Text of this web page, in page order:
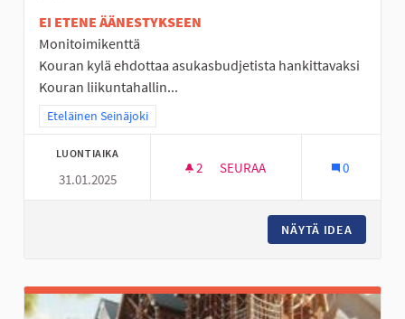
EI ETENE ÄÄNESTYKSEEN
Monitoimikenttä
Kouran kylä ehdottaa asukasbudjetista hankittavaksi
Kouran liikuntahallin...
Rajaa tulokset teeman mukaan: Eteläinen Seinäjoki
Eteläinen Seinäjoki
LUONTIAIKA
31.01.2025
2 2 SEURAAJAA
SEURAA 0
NÄYTÄ IDEA